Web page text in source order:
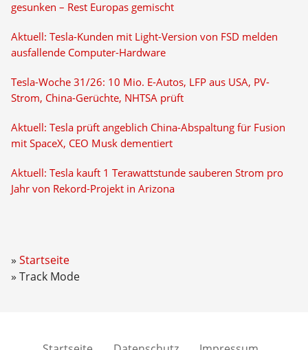
gesunken – Rest Europas gemischt
Aktuell: Tesla-Kunden mit Light-Version von FSD melden
ausfallende Computer-Hardware
Tesla-Woche 31/26: 10 Mio. E-Autos, LFP aus USA, PV-
Strom, China-Gerüchte, NHTSA prüft
Aktuell: Tesla prüft angeblich China-Abspaltung für Fusion
mit SpaceX, CEO Musk dementiert
Aktuell: Tesla kauft 1 Terawattstunde sauberen Strom pro
Jahr von Rekord-Projekt in Arizona
Startseite
Track Mode